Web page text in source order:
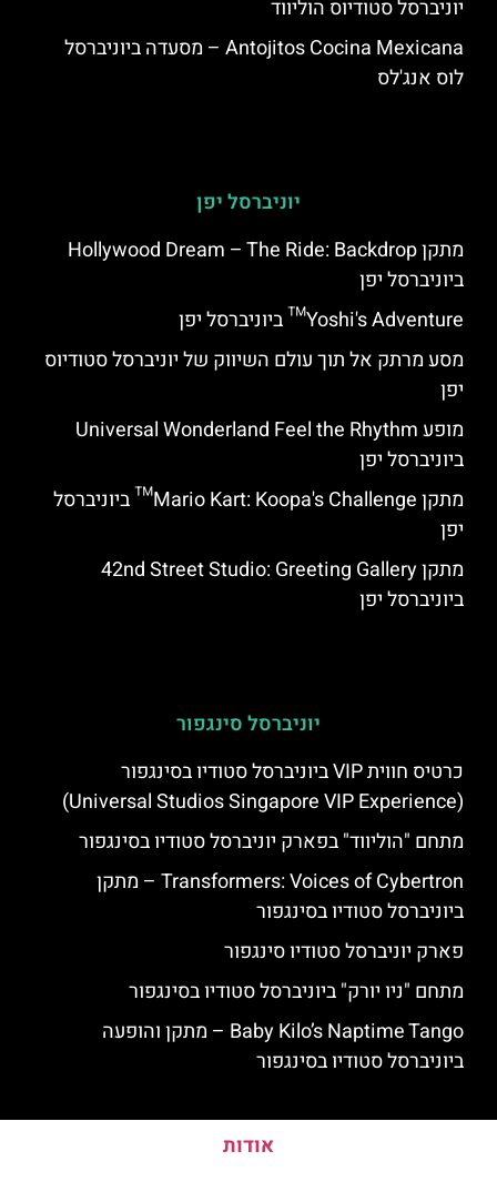
יוניברסל סטודיוס הוליווד
Antojitos Cocina Mexicana – מסעדה ביוניברסל
לוס אנג'לס
יוניברסל יפן
מתקן Hollywood Dream – The Ride: Backdrop
ביוניברסל יפן
Yoshi's Adventure™ ביוניברסל יפן
מסע מרתק אל תוך עולם השיווק של יוניברסל סטודיוס
יפן
מופע Universal Wonderland Feel the Rhythm
ביוניברסל יפן
מתקן Mario Kart: Koopa's Challenge™ ביוניברסל
יפן
מתקן 42nd Street Studio: Greeting Gallery
ביוניברסל יפן
יוניברסל סינגפור
כרטיס חווית VIP ביוניברסל סטודיו בסינגפור
(Universal Studios Singapore VIP Experience)
מתחם "הוליווד" בפארק יוניברסל סטודיו בסינגפור
Transformers: Voices of Cybertron – מתקן
ביוניברסל סטודיו בסינגפור
פארק יוניברסל סטודיו סינגפור
מתחם "ניו יורק" ביוניברסל סטודיו בסינגפור
Baby Kilo’s Naptime Tango – מתקן והופעה
ביוניברסל סטודיו בסינגפור
אודות